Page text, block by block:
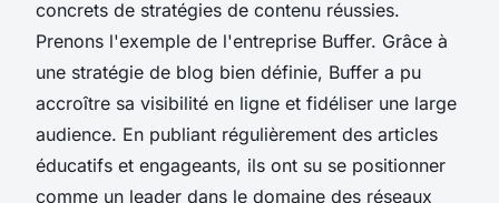
concrets de stratégies de contenu réussies.
Prenons l'exemple de l'entreprise Buffer. Grâce à
une stratégie de blog bien définie, Buffer a pu
accroître sa visibilité en ligne et fidéliser une large
audience. En publiant régulièrement des articles
éducatifs et engageants, ils ont su se positionner
comme un leader dans le domaine des réseaux